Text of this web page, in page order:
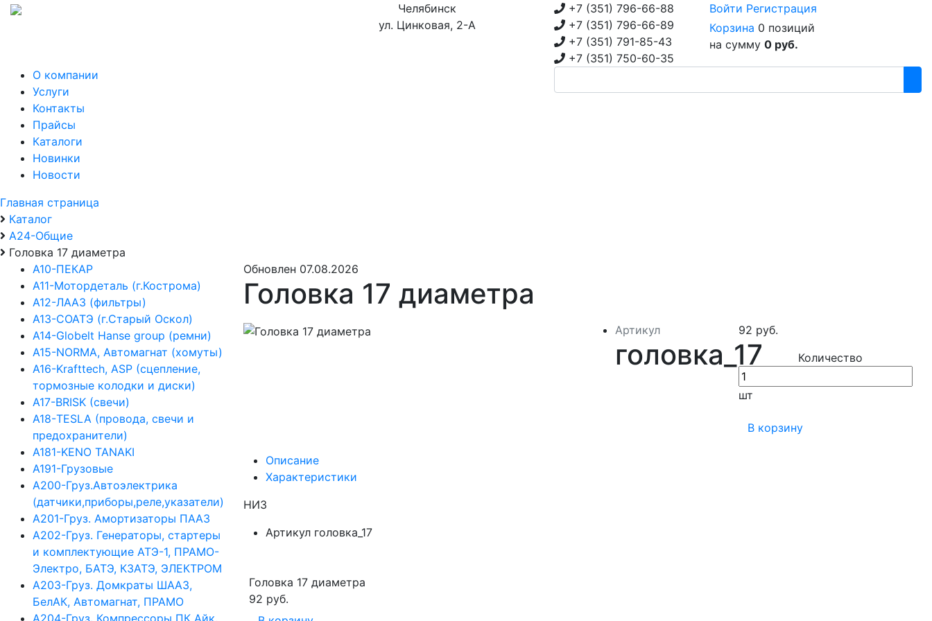
Челябинск
ул. Цинковая, 2-А
+7 (351) 796-66-88
+7 (351) 796-66-89
+7 (351) 791-85-43
+7 (351) 750-60-35
Войти Регистрация
Корзина 0 позиций
на сумму 0 руб.
О компании
Услуги
Контакты
Прайсы
Каталоги
Новинки
Новости
Главная страница
Каталог
А24-Общие
Головка 17 диаметра
А10-ПЕКАР
А11-Мотордеталь (г.Кострома)
А12-ЛААЗ (фильтры)
А13-СОАТЭ (г.Старый Оскол)
А14-Globelt Hanse group (ремни)
А15-NORMA, Автомагнат (хомуты)
А16-Krafttech, ASP (сцепление,
тормозные колодки и диски)
А17-BRISK (свечи)
А18-TESLA (провода, свечи и
предохранители)
А181-KENO TANAKI
А191-Грузовые
А200-Груз.Автоэлектрика
(датчики,приборы,реле,указатели)
А201-Груз. Амортизаторы ПААЗ
А202-Груз. Генераторы, стартеры
и комплектующие АТЭ-1, ПРАМО-
Электро, БАТЭ, КЗАТЭ, ЭЛЕКТРОМ
А203-Груз. Домкраты ШААЗ,
БелАК, Автомагнат, ПРАМО
А204-Груз. Компрессоры ПК Айк,
Обновлен 07.08.2026
Головка 17 диаметра
Артикул
головка_17
92 руб.
Количество
шт
В корзину
Описание
Характеристики
НИЗ
Артикул головка_17
Головка 17 диаметра
92 руб.